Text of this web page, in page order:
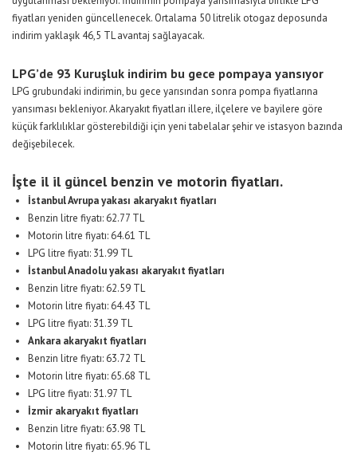
fiyatları yeniden güncellenecek. Ortalama 50 litrelik otogaz deposunda
indirim yaklaşık 46,5 TL avantaj sağlayacak.
LPG’de 93 Kuruşluk indirim bu gece pompaya yansıyor
LPG grubundaki indirimin, bu gece yarısından sonra pompa fiyatlarına
yansıması bekleniyor. Akaryakıt fiyatları illere, ilçelere ve bayilere göre
küçük farklılıklar gösterebildiği için yeni tabelalar şehir ve istasyon bazında
değişebilecek.
İşte il il güncel benzin ve motorin fiyatları.
İstanbul Avrupa yakası akaryakıt fiyatları
Benzin litre fiyatı: 62.77 TL
Motorin litre fiyatı: 64.61 TL
LPG litre fiyatı: 31.99 TL
İstanbul Anadolu yakası akaryakıt fiyatları
Benzin litre fiyatı: 62.59 TL
Motorin litre fiyatı: 64.43 TL
LPG litre fiyatı: 31.39 TL
Ankara akaryakıt fiyatları
Benzin litre fiyatı: 63.72 TL
Motorin litre fiyatı: 65.68 TL
LPG litre fiyatı: 31.97 TL
İzmir akaryakıt fiyatları
Benzin litre fiyatı: 63.98 TL
Motorin litre fiyatı: 65.96 TL